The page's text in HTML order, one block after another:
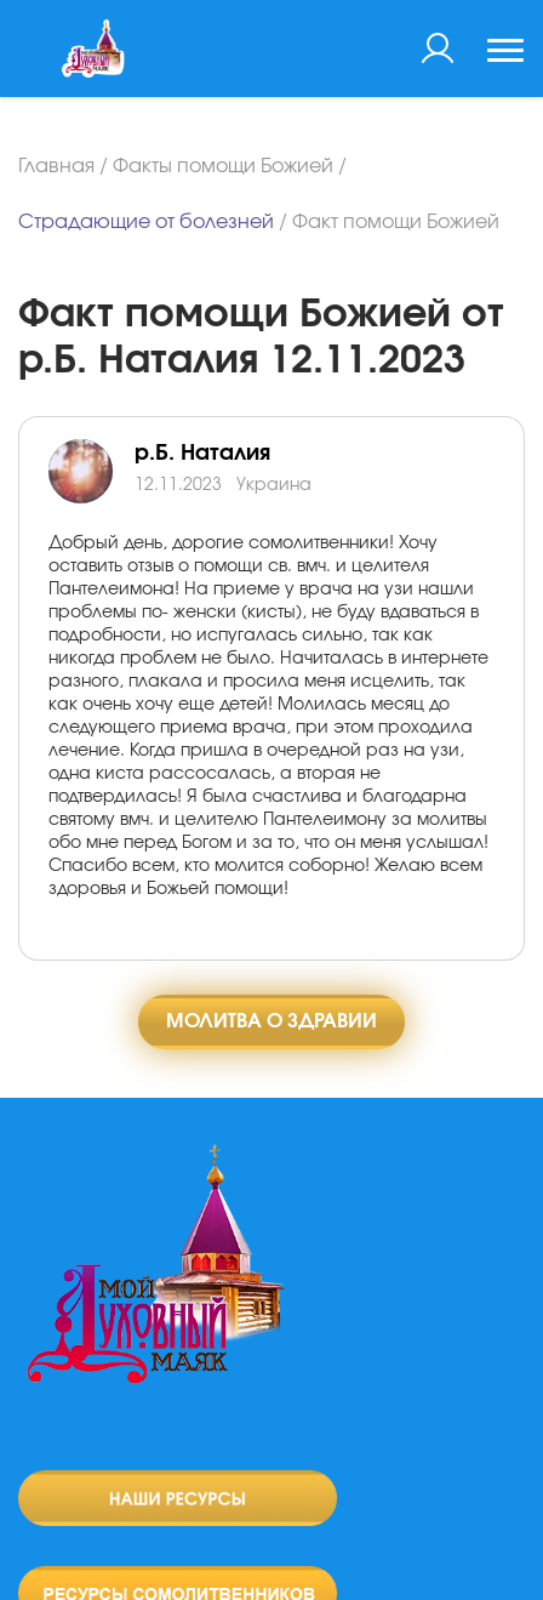
Главная / Факты помощи Божией /
Страдающие от болезней / Факт помощи Божией
Факт помощи Божией от
р.Б. Наталия 12.11.2023
р.Б. Наталия
12.11.2023 Украина
Добрый день, дорогие сомолитвенники! Хочу
оставить отзыв о помощи св. вмч. и целителя
Пантелеимона! На приеме у врача на узи нашли
проблемы по- женски (кисты), не буду вдаваться в
подробности, но испугалась сильно, так как
никогда проблем не было. Начиталась в интернете
разного, плакала и просила меня исцелить, так
как очень хочу еще детей! Молилась месяц до
следующего приема врача, при этом проходила
лечение. Когда пришла в очередной раз на узи,
одна киста рассосалась, а вторая не
подтвердилась! Я была счастлива и благодарна
святому вмч. и целителю Пантелеимону за молитвы
обо мне перед Богом и за то, что он меня услышал!
Спасибо всем, кто молится соборно! Желаю всем
здоровья и Божьей помощи!
МОЛИТВА О ЗДРАВИИ